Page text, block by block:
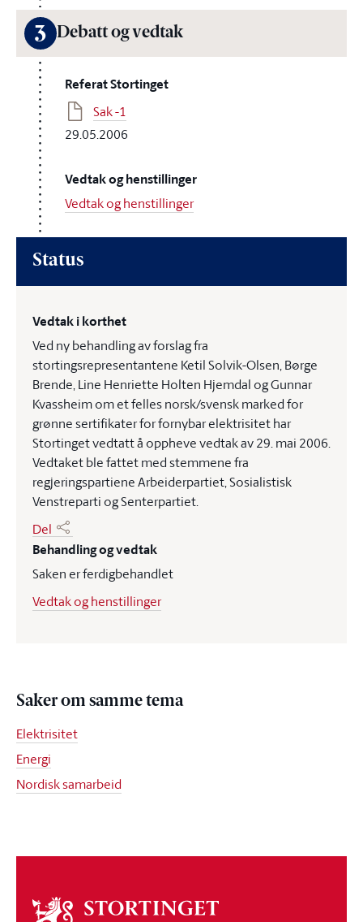
3 Debatt og vedtak
Referat Stortinget
Sak -1
29.05.2006
Vedtak og henstillinger
Vedtak og henstillinger
Status
Vedtak i korthet
Ved ny behandling av forslag fra
stortingsrepresentantene Ketil Solvik-Olsen, Børge
Brende, Line Henriette Holten Hjemdal og Gunnar
Kvassheim om et felles norsk/svensk marked for
grønne sertifikater for fornybar elektrisitet har
Stortinget vedtatt å oppheve vedtak av 29. mai 2006.
Vedtaket ble fattet med stemmene fra
regjeringspartiene Arbeiderpartiet, Sosialistisk
Venstreparti og Senterpartiet.
Del
Behandling og vedtak
Saken er ferdigbehandlet
Vedtak og henstillinger
Saker om samme tema
Elektrisitet
Energi
Nordisk samarbeid
Om